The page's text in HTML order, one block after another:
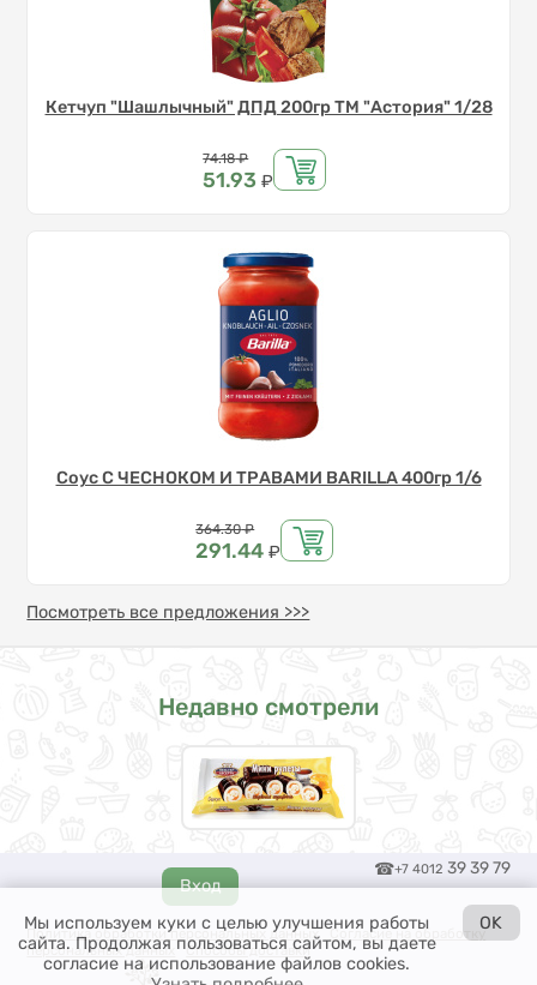
Кетчуп "Шашлычный" ДПД 200гр ТМ "Астория" 1/28
Цена
74.18 ₽
51.93 ₽
Соус С ЧЕСНОКОМ И ТРАВАМИ BARILLA 400гр 1/6
Цена
364.30 ₽
291.44 ₽
Посмотреть все предложения >>>
Недавно смотрели
+7 4012 39 39 79
Политика обработки персональных данных
Согласие на обработку
персональных данных
Способы доставки
Мы используем куки с целью улучшения работы
сайта. Продолжая пользоваться сайтом, вы даете
согласие на использование файлов cookies.
OK